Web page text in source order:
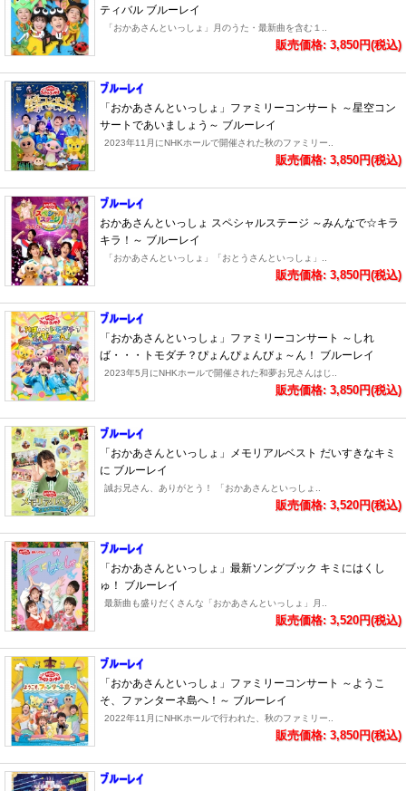
ティバル ブルーレイ
「おかあさんといっしょ」月のうた・最新曲を含む１..
販売価格: 3,850円(税込)
「おかあさんといっしょ」ファミリーコンサート ～星空コン
サートであいましょう～ ブルーレイ
2023年11月にNHKホールで開催された秋のファミリー..
販売価格: 3,850円(税込)
おかあさんといっしょ スペシャルステージ ～みんなで☆キラ
キラ！～ ブルーレイ
「おかあさんといっしょ」「おとうさんといっしょ」..
販売価格: 3,850円(税込)
「おかあさんといっしょ」ファミリーコンサート ～しれ
ば・・・トモダチ？ぴょんぴょんびょ～ん！ ブルーレイ
2023年5月にNHKホールで開催された和夢お兄さんはじ..
販売価格: 3,850円(税込)
「おかあさんといっしょ」メモリアルベスト だいすきなキミ
に ブルーレイ
誠お兄さん、ありがとう！ 「おかあさんといっしょ..
販売価格: 3,520円(税込)
「おかあさんといっしょ」最新ソングブック キミにはくし
ゅ！ ブルーレイ
最新曲も盛りだくさんな「おかあさんといっしょ」月..
販売価格: 3,520円(税込)
「おかあさんといっしょ」ファミリーコンサート ～ようこ
そ、ファンターネ島へ！～ ブルーレイ
2022年11月にNHKホールで行われた、秋のファミリー..
販売価格: 3,850円(税込)